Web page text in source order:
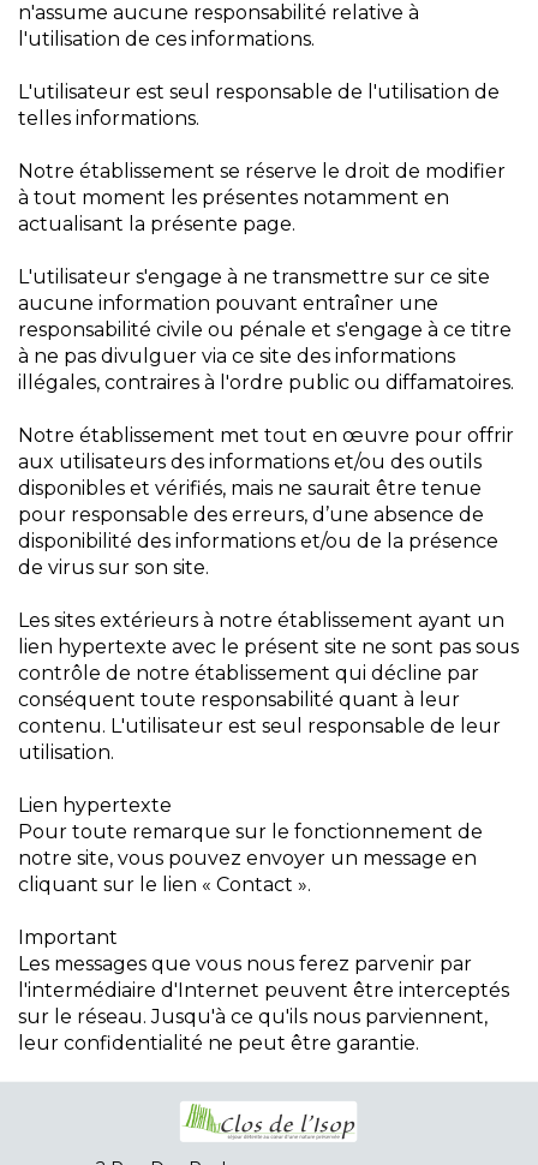
n'assume aucune responsabilité relative à
l'utilisation de ces informations.
L'utilisateur est seul responsable de l'utilisation de
telles informations.
Notre établissement se réserve le droit de modifier
à tout moment les présentes notamment en
actualisant la présente page.
L'utilisateur s'engage à ne transmettre sur ce site
aucune information pouvant entraîner une
responsabilité civile ou pénale et s'engage à ce titre
à ne pas divulguer via ce site des informations
illégales, contraires à l'ordre public ou diffamatoires.
Notre établissement met tout en œuvre pour offrir
aux utilisateurs des informations et/ou des outils
disponibles et vérifiés, mais ne saurait être tenue
pour responsable des erreurs, d’une absence de
disponibilité des informations et/ou de la présence
de virus sur son site.
Les sites extérieurs à notre établissement ayant un
lien hypertexte avec le présent site ne sont pas sous
contrôle de notre établissement qui décline par
conséquent toute responsabilité quant à leur
contenu. L'utilisateur est seul responsable de leur
utilisation.
Lien hypertexte
Pour toute remarque sur le fonctionnement de
notre site, vous pouvez envoyer un message en
cliquant sur le lien « Contact ».
Important
Les messages que vous nous ferez parvenir par
l'intermédiaire d'Internet peuvent être interceptés
sur le réseau. Jusqu'à ce qu'ils nous parviennent,
leur confidentialité ne peut être garantie.